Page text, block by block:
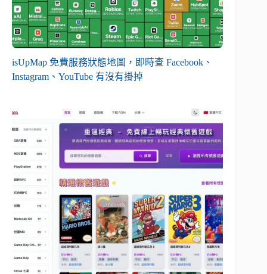
isUpMap 免費服務狀態地圖，即時查 Facebook、
Instagram、YouTube 有沒有掛掉